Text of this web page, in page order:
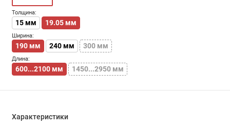
Характеристики
Толщина:
15 мм 19.05 мм
Ширина:
190 мм 240 мм 300 мм
Длина:
600...2100 мм 1450...2950 мм